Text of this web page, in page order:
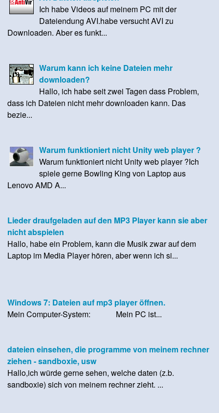
Ich habe Videos auf meinem PC mit der
Dateiendung AVI.habe versucht AVI zu
Downloaden. Aber es funkt...
Warum kann ich keine Dateien mehr
downloaden?
Hallo, ich habe seit zwei Tagen dass Problem,
dass ich Dateien nicht mehr downloaden kann. Das
bezie...
Warum funktioniert nicht Unity web player ?
Warum funktioniert nicht Unity web player ?Ich
spiele gerne Bowling King von Laptop aus
Lenovo AMD A...
Lieder draufgeladen auf den MP3 Player kann sie aber
nicht abspielen
Hallo, habe ein Problem, kann die Musik zwar auf dem
Laptop im Media Player hören, aber wenn ich si...
Windows 7: Dateien auf mp3 player öffnen.
Mein Computer-System: Mein PC ist...
dateien einsehen, die programme von meinem rechner
ziehen - sandboxie, usw
Hallo,ich würde gerne sehen, welche daten (z.b.
sandboxie) sich von meinem rechner zieht. ...